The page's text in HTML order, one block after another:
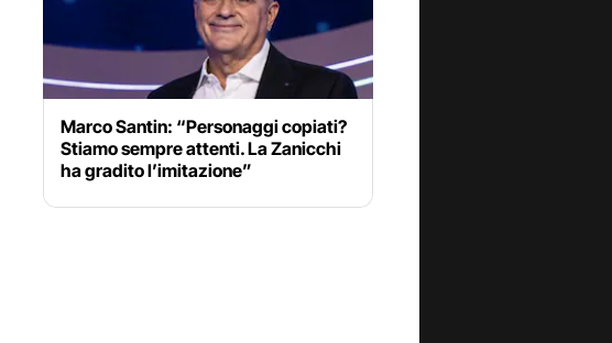
Marco Santin: “Personaggi copiati?
Stiamo sempre attenti. La Zanicchi
ha gradito l’imitazione”